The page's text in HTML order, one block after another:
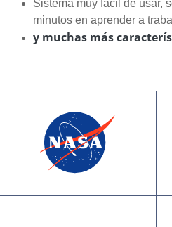
Sistema muy fácil de usar,
minutos en aprender a
y muchas más